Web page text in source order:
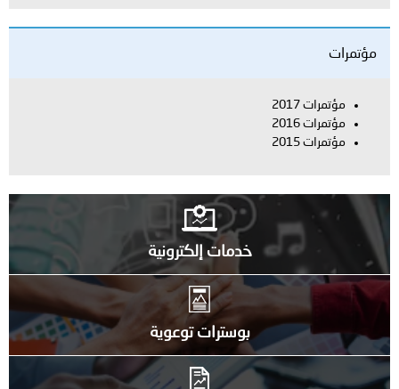
مؤتمرات
مؤتمرات 2017
مؤتمرات 2016
مؤتمرات 2015
خدمات إلكترونية
بوسترات توعوية